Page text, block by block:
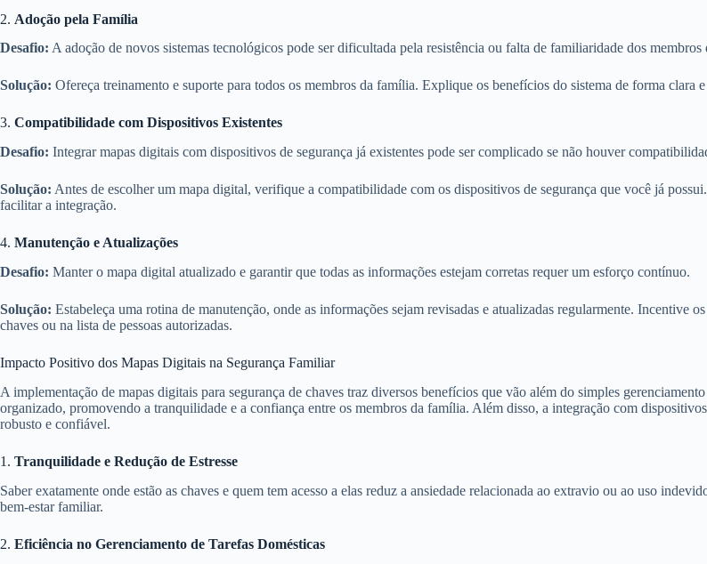
2. Adoção pela Família
Desafio: A adoção de novos sistemas tecnológicos pode ser dificultada pela resistência ou falta de familiaridade dos
Solução: Ofereça treinamento e suporte para todos os membros da família. Explique os benefícios do sistema de forma clara
3. Compatibilidade com Dispositivos Existentes
Desafio: Integrar mapas digitais com dispositivos de segurança já existentes pode ser complicado se não houver
Solução: Antes de escolher um mapa digital, verifique a compatibilidade com os dispositivos de segurança que você já
facilitar a integração.
4. Manutenção e Atualizações
Desafio: Manter o mapa digital atualizado e garantir que todas as informações estejam corretas requer um esforço contínuo.
Solução: Estabeleça uma rotina de manutenção, onde as informações sejam revisadas e atualizadas regularmente. Incentive
chaves ou na lista de pessoas autorizadas.
Impacto Positivo dos Mapas Digitais na Segurança Familiar
A implementação de mapas digitais para segurança de chaves traz diversos benefícios que vão além do simples
organizado, promovendo a tranquilidade e a confiança entre os membros da família. Além disso, a integração com
robusto e confiável.
1. Tranquilidade e Redução de Estresse
Saber exatamente onde estão as chaves e quem tem acesso a elas reduz a ansiedade relacionada ao extravio ou ao uso
bem-estar familiar.
2. Eficiência no Gerenciamento de Tarefas Domésticas